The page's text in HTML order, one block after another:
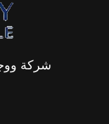
شركة